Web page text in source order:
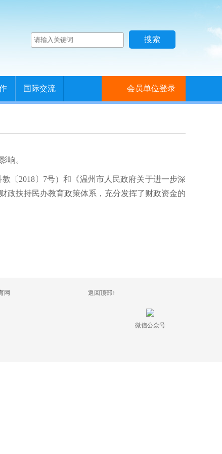
国际交流 会员单位登录
响。
〔2018〕7号）和《温州市人民政府关于进一步深
政扶持民办教育政策体系，充分发挥了财政资金的
网 返回顶部↑
微信公众号